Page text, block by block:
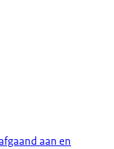
aan en